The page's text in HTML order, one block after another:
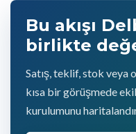
Bu akışı
birlikte
Satış, teklif, stok veya
kısa bir görüşmede
kurulumunu